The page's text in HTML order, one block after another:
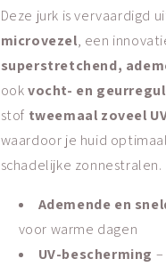
Deze jurk is vervaardigd
microvezel, een
superstretchend,
ookvocht- en
stof tweemaal zoveel
waardoor je huid
schadelijke zonnestralen.
Ademende en
voor warme dagen
UV-bescherming